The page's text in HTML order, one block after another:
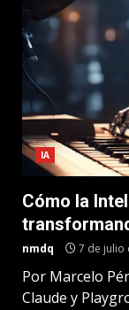
IA
Cómo la
nmdq 7 de julio
Por Marcelo
Claude y